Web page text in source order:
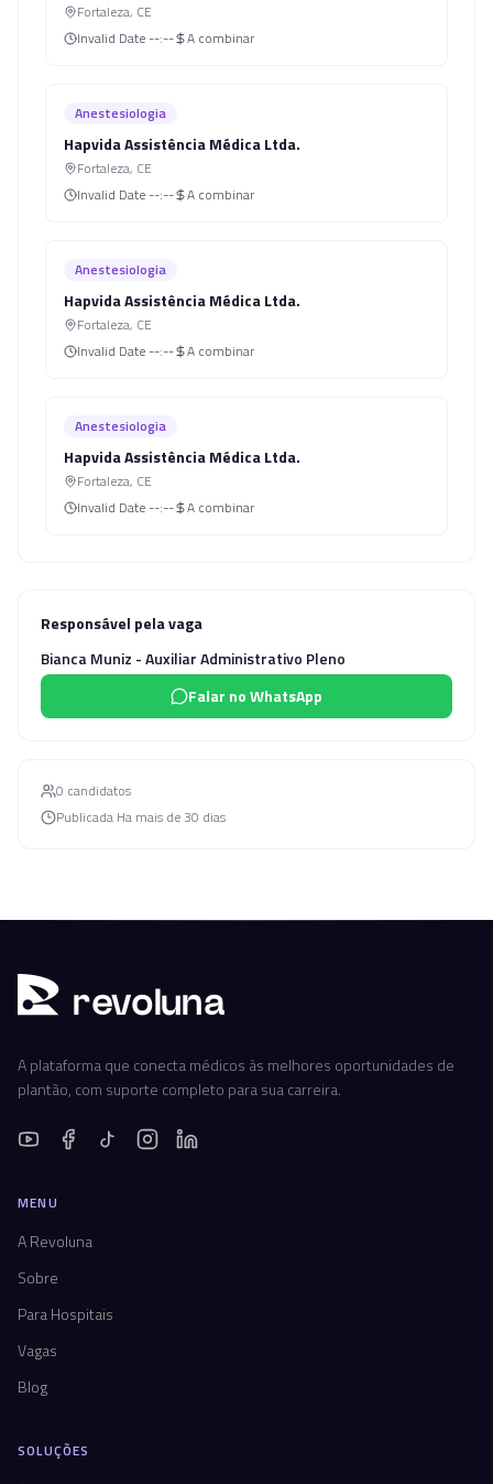
Fortaleza, CE
Invalid Date --:-- A combinar
Anestesiologia
Hapvida Assistência Médica Ltda.
Fortaleza, CE
Invalid Date --:-- A combinar
Anestesiologia
Hapvida Assistência Médica Ltda.
Fortaleza, CE
Invalid Date --:-- A combinar
Anestesiologia
Hapvida Assistência Médica Ltda.
Fortaleza, CE
Invalid Date --:-- A combinar
Responsável pela vaga
Bianca Muniz - Auxiliar Administrativo Pleno
Falar no WhatsApp
0 candidatos
Publicada Ha mais de 30 dias
revoluna
A plataforma que conecta médicos às melhores oportunidades de
plantão, com suporte completo para sua carreira.
MENU
A Revoluna
Sobre
Para Hospitais
Vagas
Blog
SOLUÇÕES